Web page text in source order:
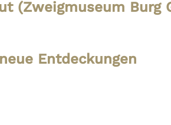
(Zweigmuseum Burg
Entdeckungen